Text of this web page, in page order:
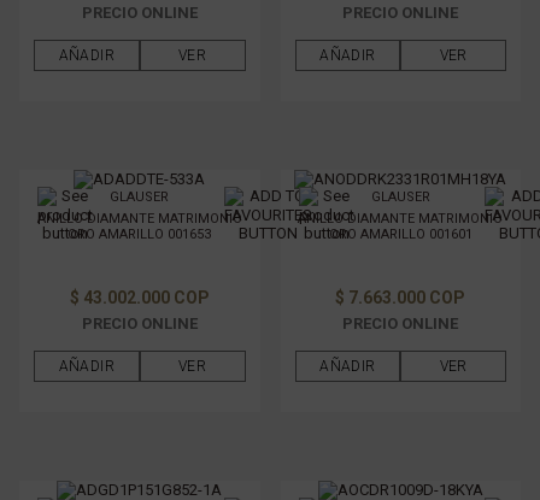
PRECIO ONLINE
AÑADIR VER
PRECIO ONLINE
AÑADIR VER
GLAUSER
ANILLO DIAMANTE MATRIMONIO
ORO AMARILLO 001653
$ 43.002.000 COP
PRECIO ONLINE
AÑADIR VER
GLAUSER
ANILLO DIAMANTE MATRIMONIO
ORO AMARILLO 001601
$ 7.663.000 COP
PRECIO ONLINE
AÑADIR VER